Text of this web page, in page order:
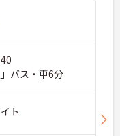
バス・車6分
ト